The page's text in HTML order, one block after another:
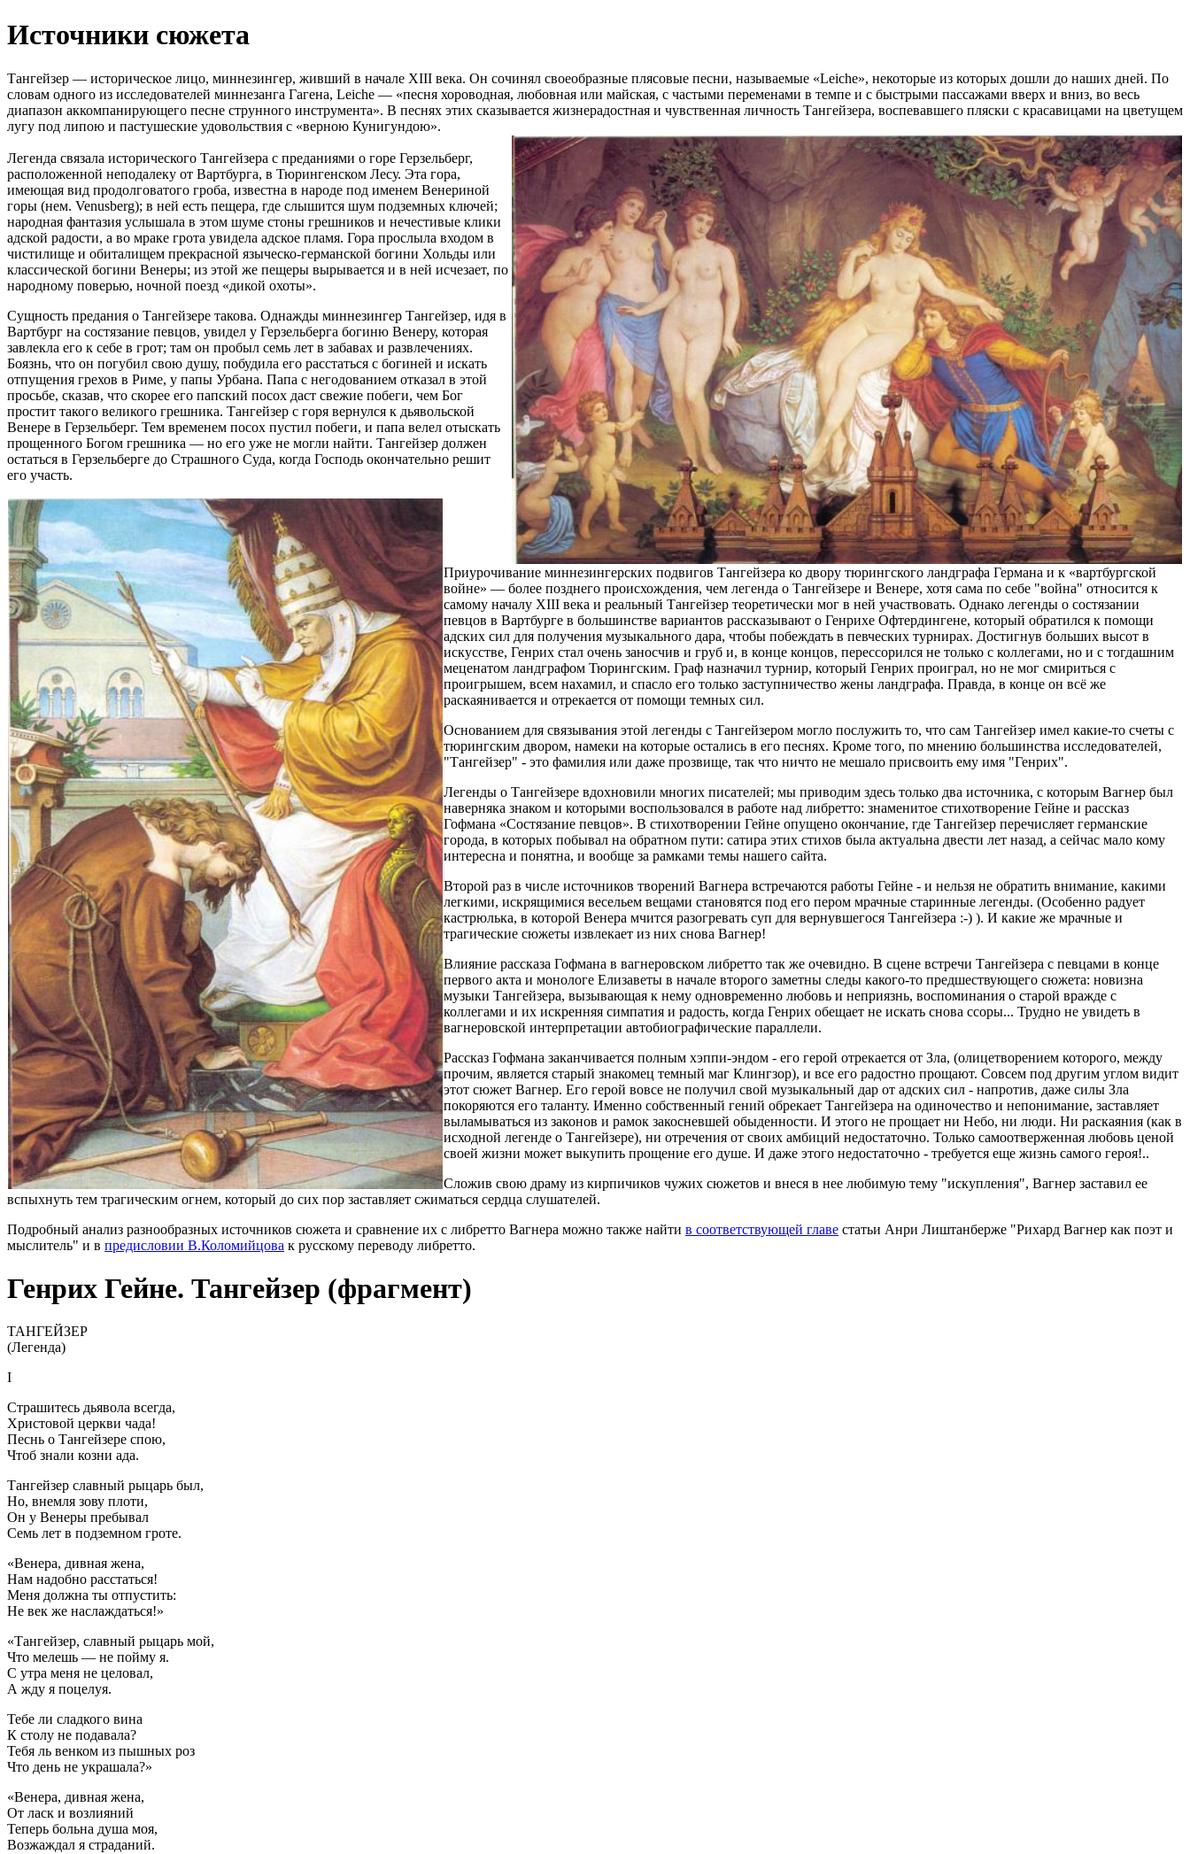
Источники сюжета
Тангейзер — историческое лицо, миннезингер, живший в начале XIII века. Он сочинял своеобразные плясовые песни, называемые «Leiche», некоторые из которых дошли до наших дней. По
словам одного из исследователей миннезанга Гагена, Leiche — «песня хороводная, любовная или майская, с частыми переменами в темпе и с быстрыми пассажами вверх и вниз, во весь
диапазон аккомпанирующего песне струнного инструмента». В песнях этих сказывается жизнерадостная и чувственная личность Тангейзера, воспевавшего пляски с красавицами на цветущем
лугу под липою и пастушеские удовольствия с «верною Кунигундою».
Легенда связала исторического Тангейзера с преданиями о горе Герзельберг,
расположенной неподалеку от Вартбурга, в Тюрингенском Лесу. Эта гора,
имеющая вид продолговатого гроба, известна в народе под именем Венериной
горы (нем. Venusberg); в ней есть пещера, где слышится шум подземных ключей;
народная фантазия услышала в этом шуме стоны грешников и нечестивые клики
адской радости, а во мраке грота увидела адское пламя. Гора прослыла входом в
чистилище и обиталищем прекрасной языческо-германской богини Хольды или
классической богини Венеры; из этой же пещеры вырывается и в ней исчезает, по
народному поверью, ночной поезд «дикой охоты».
Сущность предания о Тангейзере такова. Однажды миннезингер Тангейзер, идя в
Вартбург на состязание певцов, увидел у Герзельберга богиню Венеру, которая
завлекла его к себе в грот; там он пробыл семь лет в забавах и развлечениях.
Боязнь, что он погубил свою душу, побудила его расстаться с богиней и искать
отпущения грехов в Риме, у папы Урбана. Папа с негодованием отказал в этой
просьбе, сказав, что скорее его папский посох даст свежие побеги, чем Бог
простит такого великого грешника. Тангейзер с горя вернулся к дьявольской
Венере в Герзельберг. Тем временем посох пустил побеги, и папа велел отыскать
прощенного Богом грешника — но его уже не могли найти. Тангейзер должен
остаться в Герзельберге до Страшного Суда, когда Господь окончательно решит
его участь.
Приурочивание миннезингерских подвигов Тангейзера ко двору тюрингского ландграфа Германа и к «вартбургской
войне» — более позднего происхождения, чем легенда о Тангейзере и Венере, хотя сама по себе "война" относится к
самому началу XIII века и реальный Тангейзер теоретически мог в ней участвовать. Однако легенды о состязании
певцов в Вартбурге в большинстве вариантов рассказывают о Генрихе Офтердингене, который обратился к помощи
адских сил для получения музыкального дара, чтобы побеждать в певческих турнирах. Достигнув больших высот в
искусстве, Генрих стал очень заносчив и груб и, в конце концов, перессорился не только с коллегами, но и с тогдашним
меценатом ландграфом Тюрингским. Граф назначил турнир, который Генрих проиграл, но не мог смириться с
проигрышем, всем нахамил, и спасло его только заступничество жены ландграфа. Правда, в конце он всё же
раскаянивается и отрекается от помощи темных сил.
Основанием для связывания этой легенды с Тангейзером могло послужить то, что сам Тангейзер имел какие-то счеты с
тюрингским двором, намеки на которые остались в его песнях. Кроме того, по мнению большинства исследователей,
"Тангейзер" - это фамилия или даже прозвище, так что ничто не мешало присвоить ему имя "Генрих".
Легенды о Тангейзере вдохновили многих писателей; мы приводим здесь только два источника, с которым Вагнер был
наверняка знаком и которыми воспользовался в работе над либретто: знаменитое стихотворение Гейне и рассказ
Гофмана «Состязание певцов». В стихотворении Гейне опущено окончание, где Тангейзер перечисляет германские
города, в которых побывал на обратном пути: сатира этих стихов была актуальна двести лет назад, а сейчас мало кому
интересна и понятна, и вообще за рамками темы нашего сайта.
Второй раз в числе источников творений Вагнера встречаются работы Гейне - и нельзя не обратить внимание, какими
легкими, искрящимися весельем вещами становятся под его пером мрачные старинные легенды. (Особенно радует
кастрюлька, в которой Венера мчится разогревать суп для вернувшегося Тангейзера :-) ). И какие же мрачные и
трагические сюжеты извлекает из них снова Вагнер!
Влияние рассказа Гофмана в вагнеровском либретто так же очевидно. В сцене встречи Тангейзера с певцами в конце
первого акта и монологе Елизаветы в начале второго заметны следы какого-то предшествующего сюжета: новизна
музыки Тангейзера, вызывающая к нему одновременно любовь и неприязнь, воспоминания о старой вражде с
коллегами и их искренняя симпатия и радость, когда Генрих обещает не искать снова ссоры... Трудно не увидеть в
вагнеровской интерпретации автобиографические параллели.
Рассказ Гофмана заканчивается полным хэппи-эндом - его герой отрекается от Зла, (олицетворением которого, между
прочим, является старый знакомец темный маг Клингзор), и все его радостно прощают. Совсем под другим углом видит
этот сюжет Вагнер. Его герой вовсе не получил свой музыкальный дар от адских сил - напротив, даже силы Зла
покоряются его таланту. Именно собственный гений обрекает Тангейзера на одиночество и непонимание, заставляет
выламываться из законов и рамок закосневшей обыденности. И этого не прощает ни Небо, ни люди. Ни раскаяния (как в
исходной легенде о Тангейзере), ни отречения от своих амбиций недостаточно. Только самоотверженная любовь ценой
своей жизни может выкупить прощение его душе. И даже этого недостаточно - требуется еще жизнь самого героя!..
Сложив свою драму из кирпичиков чужих сюжетов и внеся в нее любимую тему "искупления", Вагнер заставил ее
вспыхнуть тем трагическим огнем, который до сих пор заставляет сжиматься сердца слушателей.
Подробный анализ разнообразных источников сюжета и сравнение их с либретто Вагнера можно также найти в соответствующей главе статьи Анри Лиштанберже "Рихард Вагнер как поэт и
мыслитель" и в предисловии В.Коломийцова к русскому переводу либретто.
Генрих Гейне. Тангейзер (фрагмент)
ТАНГЕЙЗЕР
(Легенда)
I
Страшитесь дьявола всегда,
Христовой церкви чада!
Песнь о Тангейзере спою,
Чтоб знали козни ада.
Тангейзер славный рыцарь был,
Но, внемля зову плоти,
Он у Венеры пребывал
Семь лет в подземном гроте.
«Венера, дивная жена,
Нам надобно расстаться!
Меня должна ты отпустить:
Не век же наслаждаться!»
«Тангейзер, славный рыцарь мой,
Что мелешь — не пойму я.
С утра меня не целовал,
А жду я поцелуя.
Тебе ли сладкого вина
К столу не подавала?
Тебя ль венком из пышных роз
Что день не украшала?»
«Венера, дивная жена,
От ласк и возлияний
Теперь больна душа моя,
Возжаждал я страданий.